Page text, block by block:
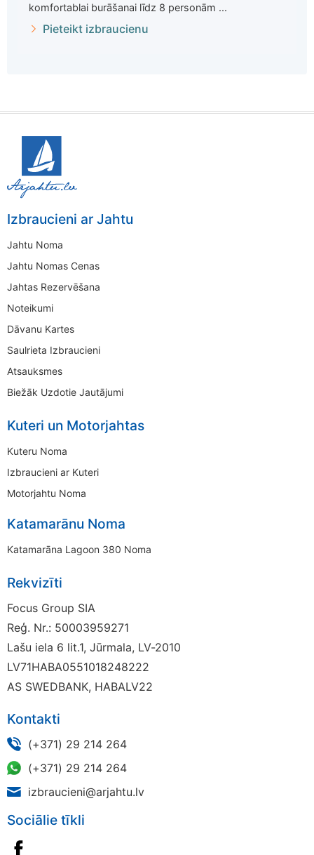
komfortablai burāšanai līdz 8 personām ...
Pieteikt izbraucienu
Izbraucieni ar Jahtu
Jahtu Noma
Jahtu Nomas Cenas
Jahtas Rezervēšana
Noteikumi
Dāvanu Kartes
Saulrieta Izbraucieni
Atsauksmes
Biežāk Uzdotie Jautājumi
Kuteri un Motorjahtas
Kuteru Noma
Izbraucieni ar Kuteri
Motorjahtu Noma
Katamarānu Noma
Katamarāna Lagoon 380 Noma
Rekvizīti
Focus Group SIA
Reģ. Nr.: 50003959271
Lašu iela 6 lit.1, Jūrmala, LV-2010
LV71HABA0551018248222
AS SWEDBANK, HABALV22
Kontakti
(+371) 29 214 264
(+371) 29 214 264
izbraucieni@arjahtu.lv
Sociālie tīkli